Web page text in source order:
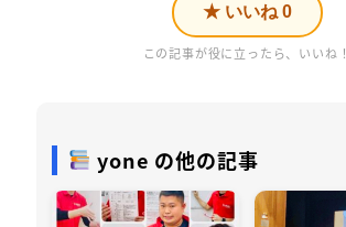
★ いいね 0
この記事が役に立ったら、いいね！
yone の他の記事